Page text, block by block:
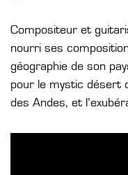
Compositeur et
nourri ses
géographie de son
pour le mystic désert
des Andes, et